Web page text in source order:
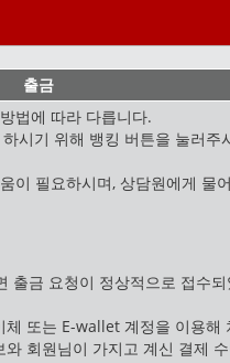
출금
법에 따라 다릅니다.
시기 위해 뱅킹 버튼을 눌러주
이 필요하시며, 상담원에게 물
출금 요청이 정상적으로 접수되
체 또는 E-wallet 계정을 이용해
회원님이 가지고 계신 결제